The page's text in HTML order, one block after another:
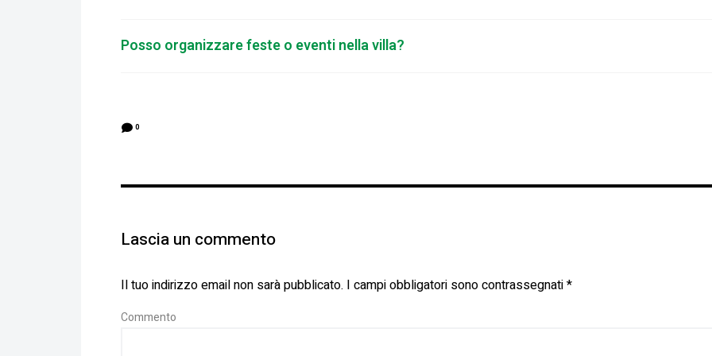
Posso organizzare feste o eventi nella villa?
0
Lascia un commento
Il tuo indirizzo email non sarà pubblicato. I campi obbligatori sono contrassegnati*